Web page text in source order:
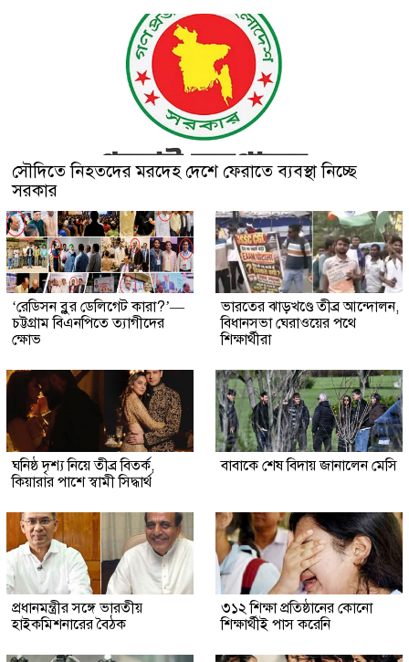
সৌদিতে নিহতদের মরদেহ দেশে ফেরাতে ব্যবস্থা নিচ্ছে
সরকার
‘রেডিসন ব্লুর ডেলিগেট কারা?’—
চট্টগ্রাম বিএনপিতে ত্যাগীদের
ক্ষোভ
ভারতের ঝাড়খণ্ডে তীব্র আন্দোলন,
বিধানসভা ঘেরাওয়ের পথে
শিক্ষার্থীরা
ঘনিষ্ঠ দৃশ্য নিয়ে তীব্র বিতর্ক,
কিয়ারার পাশে স্বামী সিদ্ধার্থ
বাবাকে শেষ বিদায় জানালেন মেসি
প্রধানমন্ত্রীর সঙ্গে ভারতীয়
হাইকমিশনারের বৈঠক
৩১২ শিক্ষা প্রতিষ্ঠানের কোনো
শিক্ষার্থীই পাস করেনি